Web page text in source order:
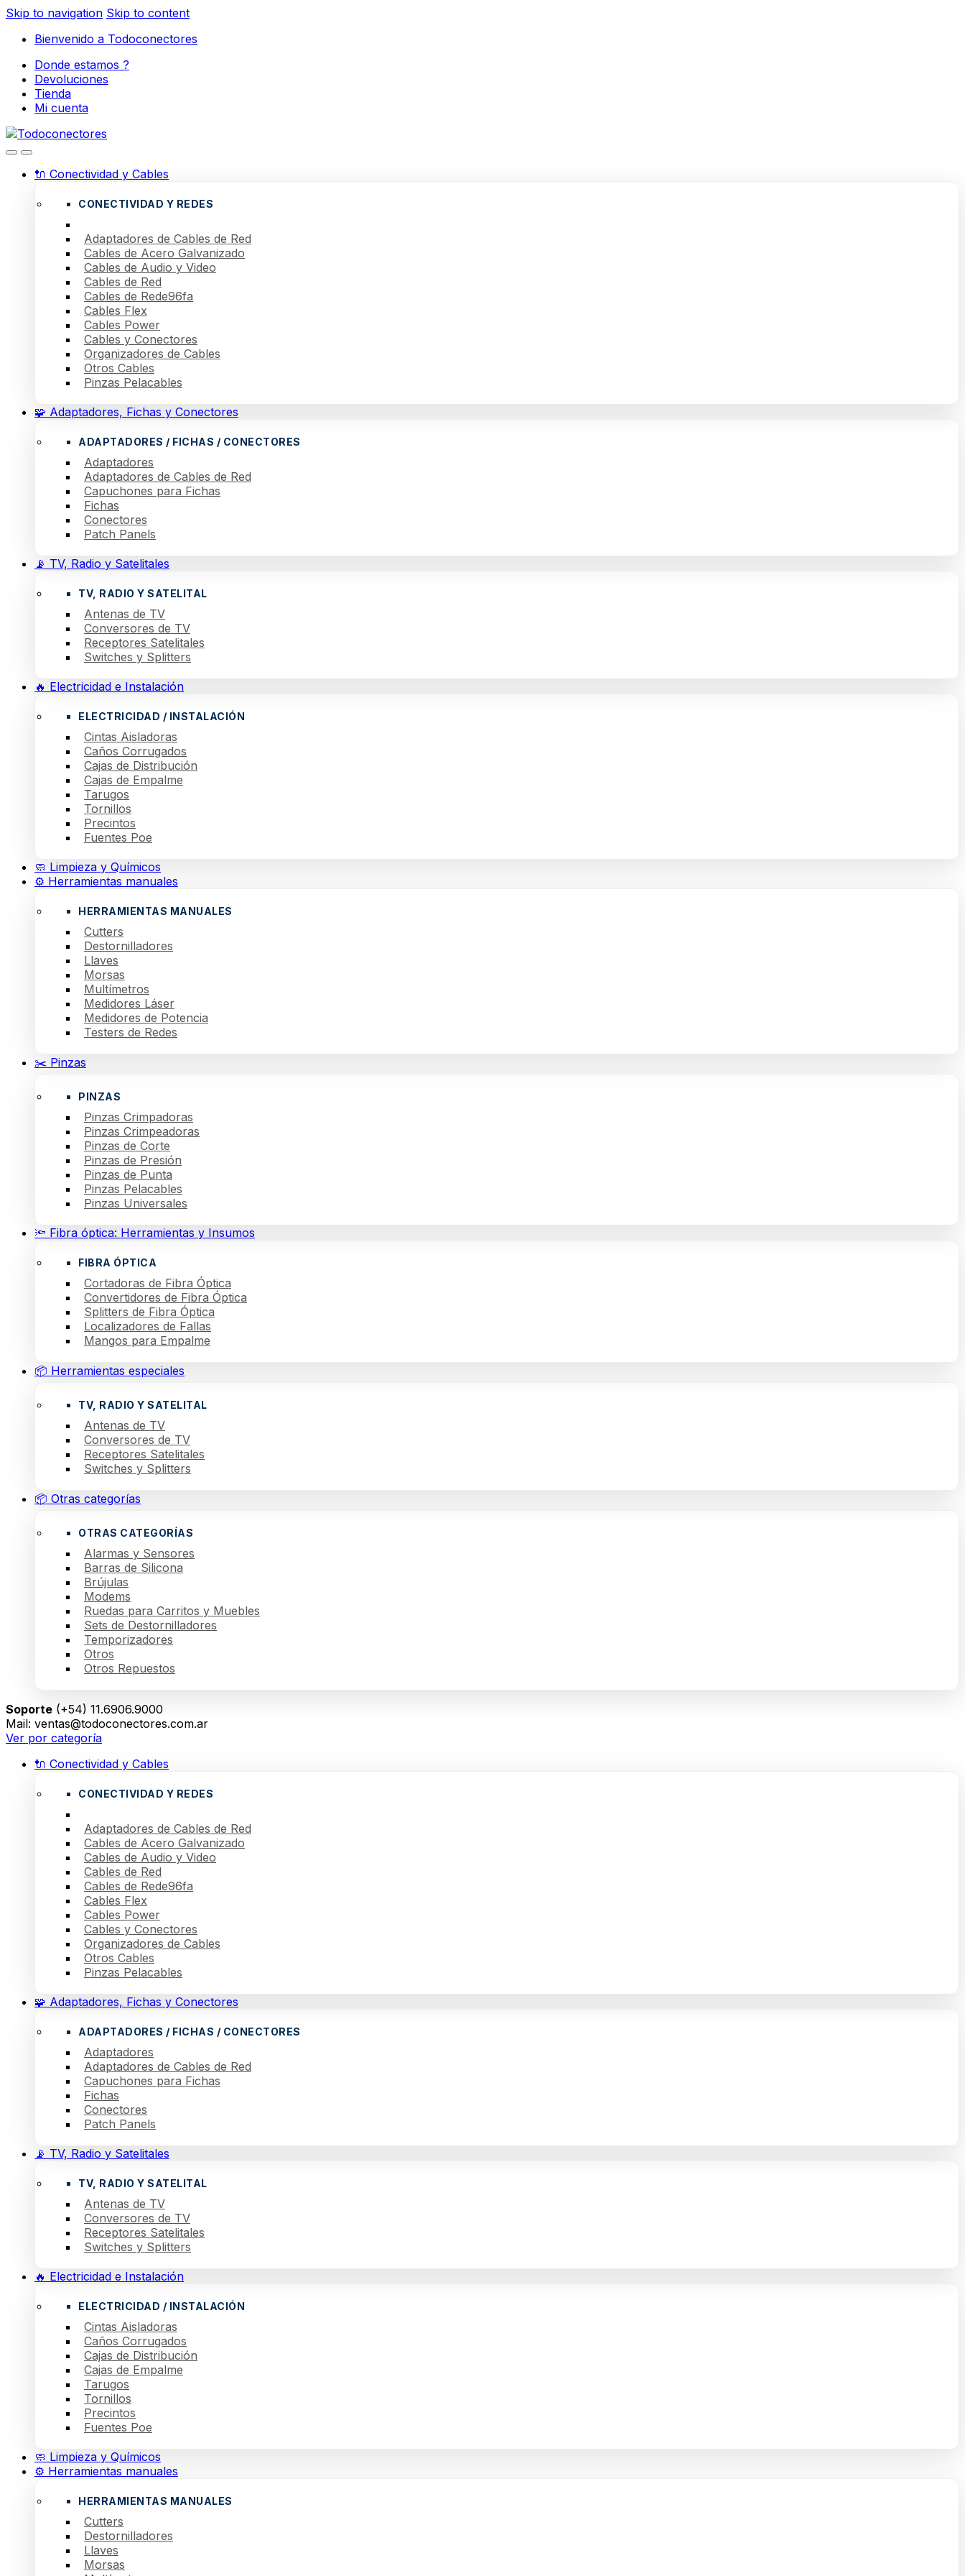
Skip to navigation Skip to content
Bienvenido a Todoconectores
Donde estamos ?
Devoluciones
Tienda
Mi cuenta
🔌 Conectividad y Cables
CONECTIVIDAD Y REDES
Adaptadores de Cables de Red
Cables de Acero Galvanizado
Cables de Audio y Video
Cables de Red
Cables de Rede96fa
Cables Flex
Cables Power
Cables y Conectores
Organizadores de Cables
Otros Cables
Pinzas Pelacables
🧩 Adaptadores, Fichas y Conectores
ADAPTADORES / FICHAS / CONECTORES
Adaptadores
Adaptadores de Cables de Red
Capuchones para Fichas
Fichas
Conectores
Patch Panels
📡 TV, Radio y Satelitales
TV, RADIO Y SATELITAL
Antenas de TV
Conversores de TV
Receptores Satelitales
Switches y Splitters
🔥 Electricidad e Instalación
ELECTRICIDAD / INSTALACIÓN
Cintas Aisladoras
Caños Corrugados
Cajas de Distribución
Cajas de Empalme
Tarugos
Tornillos
Precintos
Fuentes Poe
🧼 Limpieza y Químicos
⚙️ Herramientas manuales
HERRAMIENTAS MANUALES
Cutters
Destornilladores
Llaves
Morsas
Multímetros
Medidores Láser
Medidores de Potencia
Testers de Redes
✂️ Pinzas
PINZAS
Pinzas Crimpadoras
Pinzas Crimpeadoras
Pinzas de Corte
Pinzas de Presión
Pinzas de Punta
Pinzas Pelacables
Pinzas Universales
🔦 Fibra óptica: Herramientas y Insumos
FIBRA ÓPTICA
Cortadoras de Fibra Óptica
Convertidores de Fibra Óptica
Splitters de Fibra Óptica
Localizadores de Fallas
Mangos para Empalme
📦 Herramientas especiales
TV, RADIO Y SATELITAL
Antenas de TV
Conversores de TV
Receptores Satelitales
Switches y Splitters
📦 Otras categorías
OTRAS CATEGORÍAS
Alarmas y Sensores
Barras de Silicona
Brújulas
Modems
Ruedas para Carritos y Muebles
Sets de Destornilladores
Temporizadores
Otros
Otros Repuestos
Soporte (+54) 11.6906.9000
Mail: ventas@todoconectores.com.ar
Ver por categoría
🔌 Conectividad y Cables
CONECTIVIDAD Y REDES
Adaptadores de Cables de Red
Cables de Acero Galvanizado
Cables de Audio y Video
Cables de Red
Cables de Rede96fa
Cables Flex
Cables Power
Cables y Conectores
Organizadores de Cables
Otros Cables
Pinzas Pelacables
🧩 Adaptadores, Fichas y Conectores
ADAPTADORES / FICHAS / CONECTORES
Adaptadores
Adaptadores de Cables de Red
Capuchones para Fichas
Fichas
Conectores
Patch Panels
📡 TV, Radio y Satelitales
TV, RADIO Y SATELITAL
Antenas de TV
Conversores de TV
Receptores Satelitales
Switches y Splitters
🔥 Electricidad e Instalación
ELECTRICIDAD / INSTALACIÓN
Cintas Aisladoras
Caños Corrugados
Cajas de Distribución
Cajas de Empalme
Tarugos
Tornillos
Precintos
Fuentes Poe
🧼 Limpieza y Químicos
⚙️ Herramientas manuales
HERRAMIENTAS MANUALES
Cutters
Destornilladores
Llaves
Morsas